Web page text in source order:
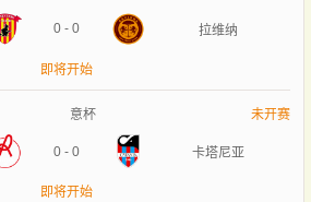
0 - 0 拉维纳
即将开始
意杯 未开赛
0 - 0 卡塔尼亚
即将开始